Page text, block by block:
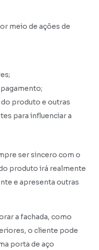
meio de ações de
produto e outras
para influenciar a
ser sincero com o
produto irá realmente
e apresenta outras
a fachada, como
o cliente pode
porta de aço